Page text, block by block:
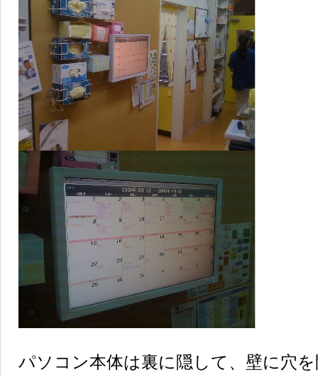
パソコン本体は裏に隠して、壁に穴